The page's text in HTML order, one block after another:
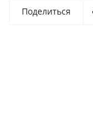
Поделиться